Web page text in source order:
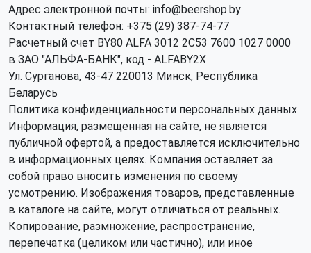
Адрес электронной почты: info@beershop.by
Контактный телефон: +375 (29) 387-74-77
Расчетный счет BY80 ALFA 3012 2C53 7600 1027 0000
в ЗАО "АЛЬФА-БАНК", код - ALFABY2X
Ул. Сурганова, 43-47 220013 Минск, Республика
Беларусь
Политика конфиденциальности персональных данных
Информация, размещенная на сайте, не является
публичной офертой, а предоставляется исключительно
в информационных целях. Компания оставляет за
собой право вносить изменения по своему
усмотрению. Изображения товаров, представленные
в каталоге на сайте, могут отличаться от реальных.
Копирование, размножение, распространение,
перепечатка (целиком или частично), или иное